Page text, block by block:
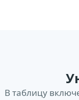
В таблицу